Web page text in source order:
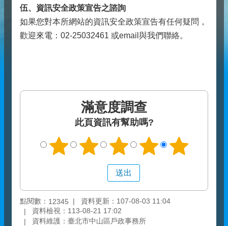
伍、資訊安全政策宣告之諮詢
如果您對本所網站的資訊安全政策宣告有任何疑問，
歡迎來電：02-25032461 或email與我們聯絡。
滿意度調查
此頁資訊有幫助嗎?
點閱數： 12345
資料更新：107-08-03 11:04
資料檢視：113-08-21 17:02
資料維護：臺北市中山區戶政事務所